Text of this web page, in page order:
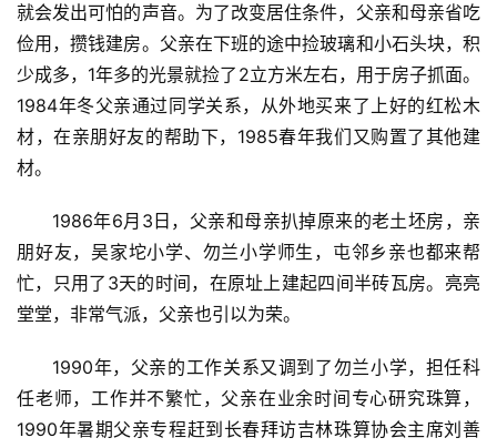
就会发出可怕的声音。为了改变居住条件，父亲和母亲省吃
俭用，攒钱建房。父亲在下班的途中捡玻璃和小石头块，积
少成多，1年多的光景就捡了2立方米左右，用于房子抓面。
1984年冬父亲通过同学关系，从外地买来了上好的红松木
材，在亲朋好友的帮助下，1985春年我们又购置了其他建
材。
1986年6月3日，父亲和母亲扒掉原来的老土坯房，亲
朋好友，吴家坨小学、勿兰小学师生，屯邻乡亲也都来帮
忙，只用了3天的时间，在原址上建起四间半砖瓦房。亮亮
堂堂，非常气派，父亲也引以为荣。
1990年，父亲的工作关系又调到了勿兰小学，担任科
任老师，工作并不繁忙，父亲在业余时间专心研究珠算，
1990年暑期父亲专程赶到长春拜访吉林珠算协会主席刘善